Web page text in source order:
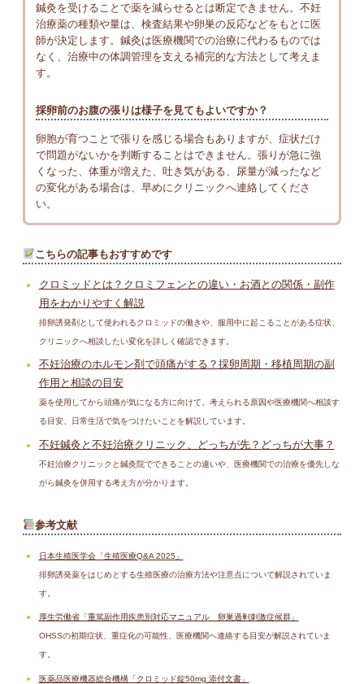
鍼灸を受けることで薬を減らせるとは断定できません。不妊
治療薬の種類や量は、検査結果や卵巣の反応などをもとに医
師が決定します。鍼灸は医療機関での治療に代わるものでは
なく、治療中の体調管理を支える補完的な方法として考えま
す。
採卵前のお腹の張りは様子を見てもよいですか？
卵胞が育つことで張りを感じる場合もありますが、症状だけ
で問題がないかを判断することはできません。張りが急に強
くなった、体重が増えた、吐き気がある、尿量が減ったなど
の変化がある場合は、早めにクリニックへ連絡してくださ
い。
こちらの記事もおすすめです
クロミッドとは？クロミフェンとの違い・お酒との関係・副作
用をわかりやすく解説
排卵誘発剤として使われるクロミッドの働きや、服用中に起こることがある症状、
クリニックへ相談したい変化を詳しく確認できます。
不妊治療のホルモン剤で頭痛がする？採卵周期・移植周期の副
作用と相談の目安
薬を使用してから頭痛が気になる方に向けて、考えられる原因や医療機関へ相談す
る目安、日常生活で気をつけたいことを解説しています。
不妊鍼灸と不妊治療クリニック、どっちが先？どっちが大事？
不妊治療クリニックと鍼灸院でできることの違いや、医療機関での治療を優先しな
がら鍼灸を併用する考え方が分かります。
参考文献
日本生殖医学会「生殖医療Q&A 2025」
排卵誘発薬をはじめとする生殖医療の治療方法や注意点について解説されていま
す。
厚生労働省「重篤副作用疾患別対応マニュアル 卵巣過剰刺激症候群」
OHSSの初期症状、重症化の可能性、医療機関へ連絡する目安が解説されていま
す。
医薬品医療機器総合機構「クロミッド錠50mg 添付文書」